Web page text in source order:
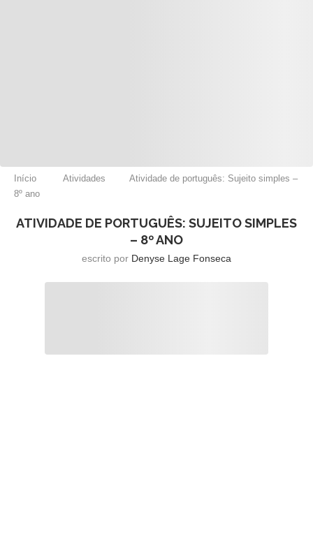
Início Atividades
Atividade de português: Sujeito simples –
8º ano
ATIVIDADE DE PORTUGUÊS: SUJEITO SIMPLES
– 8º ANO
escrito por Denyse Lage Fonseca